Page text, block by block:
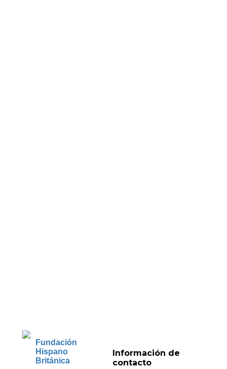
Fundación
Hispano
Británica
Información de
contacto